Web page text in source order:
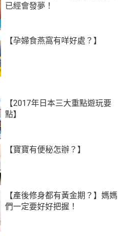
已經會發夢！
【孕婦食燕窩有咩好處？】
【2017年日本三大重點遊玩要
點】
【寶寶有便秘怎辦？】
【產後修身都有黃金期？】媽媽
們一定要好好把握！